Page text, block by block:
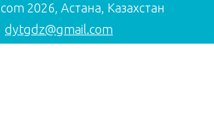
2026, Астана, Казахстан
dytgdz@gmail.com